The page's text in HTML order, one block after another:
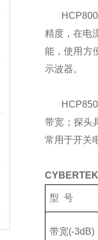
精度，在电
能，使用方
示波器。
带宽；探头
常用于开关
型 号
带宽(-3dB)